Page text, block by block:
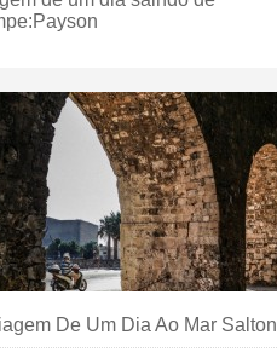
De Um Dia Ao Mar Salton